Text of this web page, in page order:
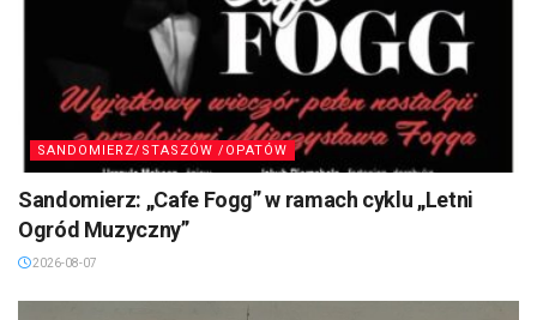
SANDOMIERZ/STASZÓW /OPATÓW
Sandomierz: „Cafe Fogg” w ramach cyklu „Letni
Ogród Muzyczny”
2026-08-07